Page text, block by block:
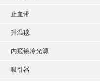
止血带
升温毯
内窥镜冷光源
吸引器